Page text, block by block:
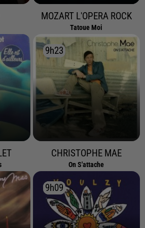
MOZART L'OPERA ROCK
Tatoue Moi
9h23
9h23
CHRISTOPHE MAE
On S'attache
9h09
9h09